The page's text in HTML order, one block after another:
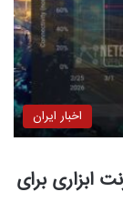
اخبار ایران
ابزاری برای